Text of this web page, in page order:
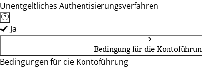
Unentgeltliches Authentisierungsverfahren
Ja
Bedingung für die
Bedingungen für die Kontoführung